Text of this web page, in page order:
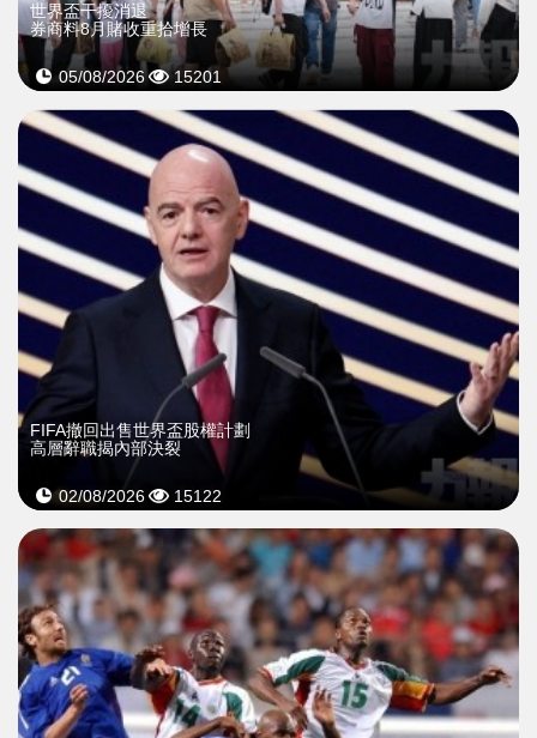
世界盃干擾消退
券商料8月賭收重拾增長
05/08/2026 15201
FIFA撤回出售世界盃股權計劃
高層辭職揭內部決裂
02/08/2026 15122